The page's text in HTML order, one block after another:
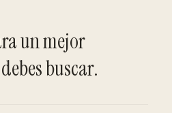
un mejor
buscar.